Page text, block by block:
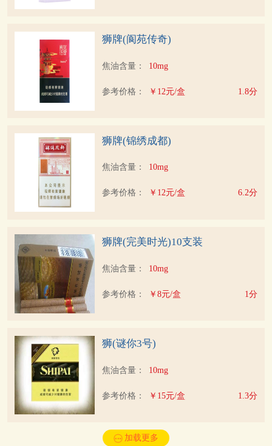
狮牌(阆苑传奇)
焦油含量： 10mg
参考价格： ￥12元/盒 1.8分
狮牌(锦绣成都)
焦油含量： 10mg
参考价格： ￥12元/盒 6.2分
狮牌(完美时光)10支装
焦油含量： 10mg
参考价格： ￥8元/盒 1分
狮(谜你3号)
焦油含量： 10mg
参考价格： ￥15元/盒 1.3分
加载更多